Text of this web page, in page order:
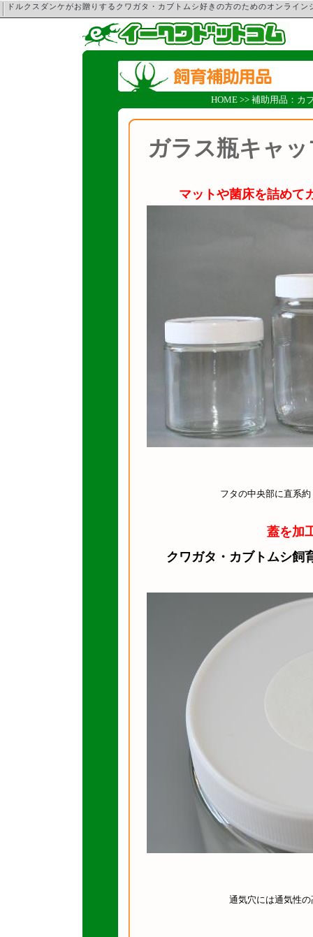
ドルクスダンケがお贈りするクワガタ・カブトムシ好きの方のためのオンライ
HOME>> 補助用品：カ
ガラス瓶キャ
マットや菌床を詰めて
フタの中央部に直系
蓋を加
クワガタ・カブトムシ飼
通気穴には通気性